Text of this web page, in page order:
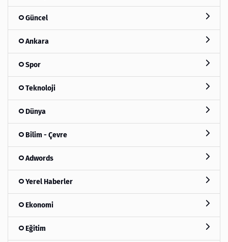
Güncel
Ankara
Spor
Teknoloji
Dünya
Bilim - Çevre
Adwords
Yerel Haberler
Ekonomi
Eğitim